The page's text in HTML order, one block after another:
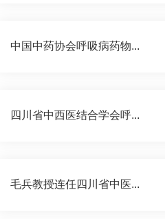
中国中药协会呼吸病药物...
四川省中西医结合学会呼...
毛兵教授连任四川省中医...